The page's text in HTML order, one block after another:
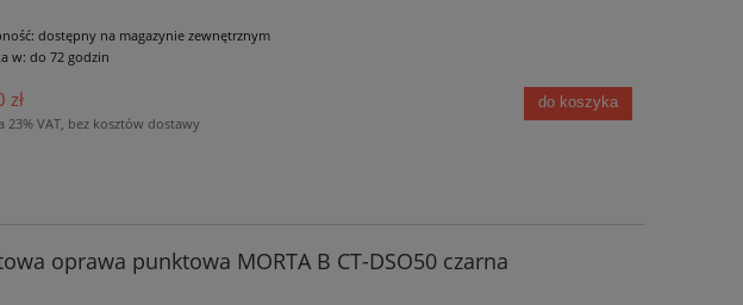
dostępny na magazynie zewnętrznym
w: do 72 godzin
zł
23% VAT, bez kosztów dostawy
do koszyka
oprawa punktowa MORTA B CT-DSO50 czarna